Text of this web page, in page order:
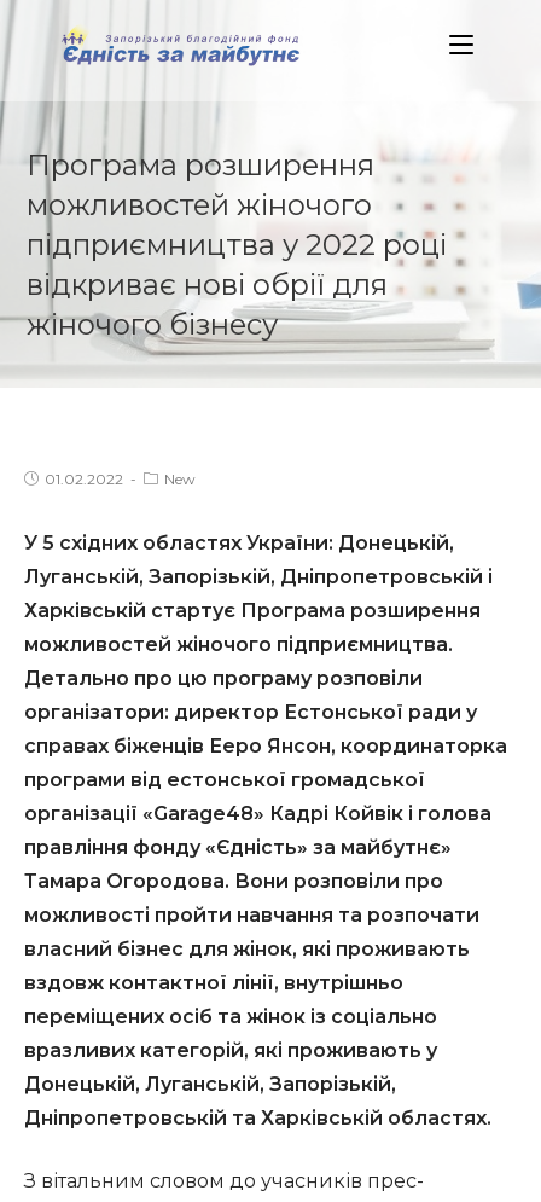
content
Програма розширення
можливостей жіночого
підприємництва у 2022 році
відкриває нові обрії для
жіночого бізнесу
Post01.02.2022
PostNew
У 5 східних областях України: Донецькій,
Луганській, Запорізькій, Дніпропетровській і
Харківській стартує Програма розширення
можливостей жіночого підприємництва.
Детально про цю програму розповіли
організатори: директор Естонської ради у
справах біженців Ееро Янсон, координаторка
програми від естонської громадської
організації «Garage48» Кадрі Койвік і голова
правління фонду «Єдність» за майбутнє»
Тамара Огородова. Вони розповіли про
можливості пройти навчання та розпочати
власний бізнес для жінок, які проживають
вздовж контактної лінії, внутрішньо
переміщених осіб та жінок із соціально
вразливих категорій, які проживають у
Донецькій, Луганській, Запорізькій,
Дніпропетровській та Харківській областях.
З вітальним словом до учасників прес-